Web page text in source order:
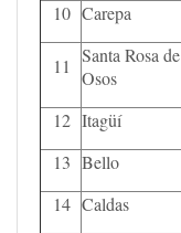
10 Carepa
11 Santa Rosa de
Osos
12 Itagüí
13 Bello
14 Caldas